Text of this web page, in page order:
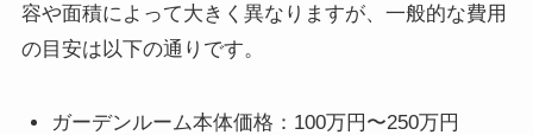
容や面積によって大きく異なりますが、一般的な費用
の目安は以下の通りです。
ガーデンルーム本体価格：100万円〜250万円